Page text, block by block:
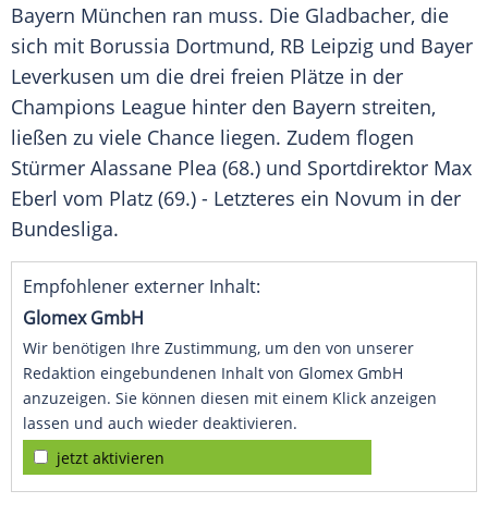
Bayern München ran muss. Die Gladbacher, die
sich mit Borussia Dortmund, RB Leipzig und Bayer
Leverkusen um die drei freien Plätze in der
Champions League hinter den Bayern streiten,
ließen zu viele Chance liegen. Zudem flogen
Stürmer Alassane Plea (68.) und Sportdirektor Max
Eberl vom Platz (69.) - Letzteres ein Novum in der
Bundesliga.
Empfohlener externer Inhalt:
Glomex GmbH
Wir benötigen Ihre Zustimmung, um den von unserer
Redaktion eingebundenen Inhalt von Glomex GmbH
anzuzeigen. Sie können diesen mit einem Klick anzeigen
lassen und auch wieder deaktivieren.
jetzt aktivieren